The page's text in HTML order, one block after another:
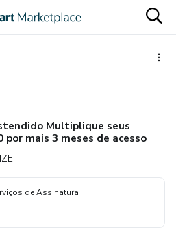
Multiplique seus
por mais 3 meses de acesso
de Assinatura